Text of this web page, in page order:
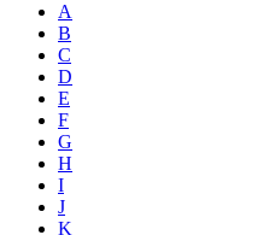
A
B
C
D
E
F
G
H
I
J
K